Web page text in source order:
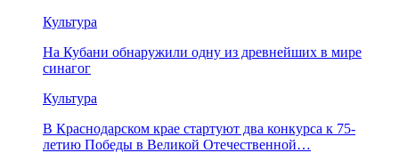
Культура
На Кубани обнаружили одну из древнейших в мире
синагог
Культура
В Краснодарском крае стартуют два конкурса к 75-
летию Победы в Великой Отечественной…